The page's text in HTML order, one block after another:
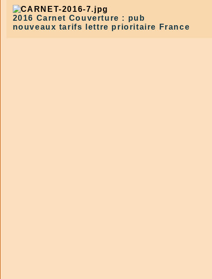
2016 Carnet Couverture : pub
nouveaux tarifs lettre prioritaire France